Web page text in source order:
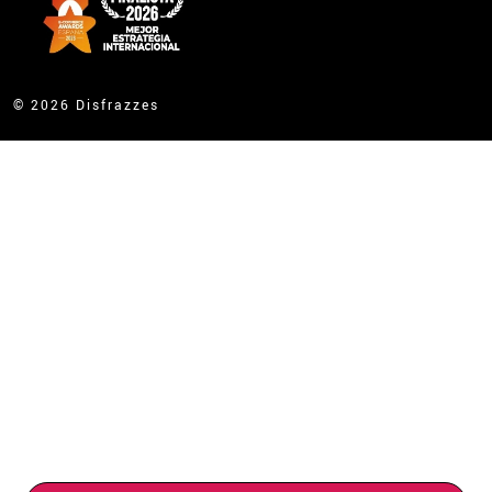
© 2026 Disfrazzes